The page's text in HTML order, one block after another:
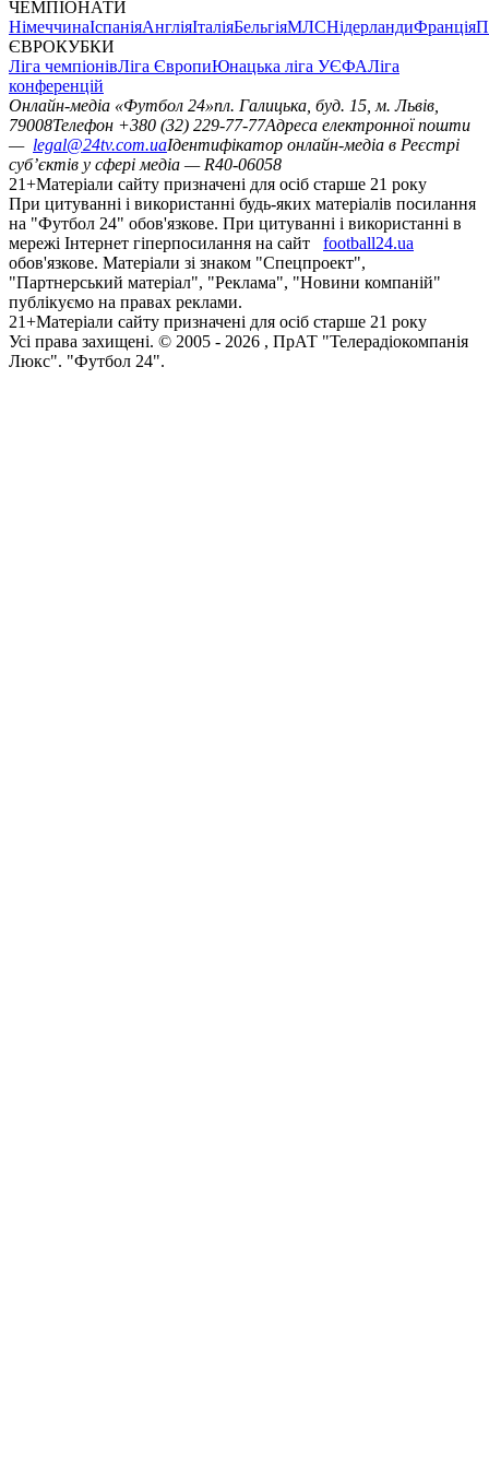
ЧЕМПІОНАТИ
НімеччинаІспаніяАнгліяІталіяБельгіяМЛСНідерландиФранція
ЄВРОКУБКИ
Ліга чемпіонівЛіга ЄвропиЮнацька ліга УЄФАЛіга
конференцій
Онлайн-медіа «Футбол 24»пл. Галицька, буд. 15, м. Львів,
79008Телефон +380 (32) 229-77-77Адреса електронної пошти
— legal@24tv.com.uaІдентифікатор онлайн-медіа в Реєстрі
суб’єктів у сфері медіа — R40-06058
21+Матеріали сайту призначені для осіб старше 21 року
При цитуванні і використанні будь-яких матеріалів посилання
на "Футбол 24" обов'язкове. При цитуванні і використанні в
мережі Інтернет гіперпосилання на сайт
football24.ua
обов'язкове. Матеріали зі знаком "Спецпроект",
"Партнерський матеріал", "Реклама", "Новини компаній"
публікуємо на правах реклами.
21+Матеріали сайту призначені для осіб старше 21 року
Усi права захищенi. © 2005 - 2026 , ПрАТ "Телерадіокомпанія
Люкс". "Футбол 24".